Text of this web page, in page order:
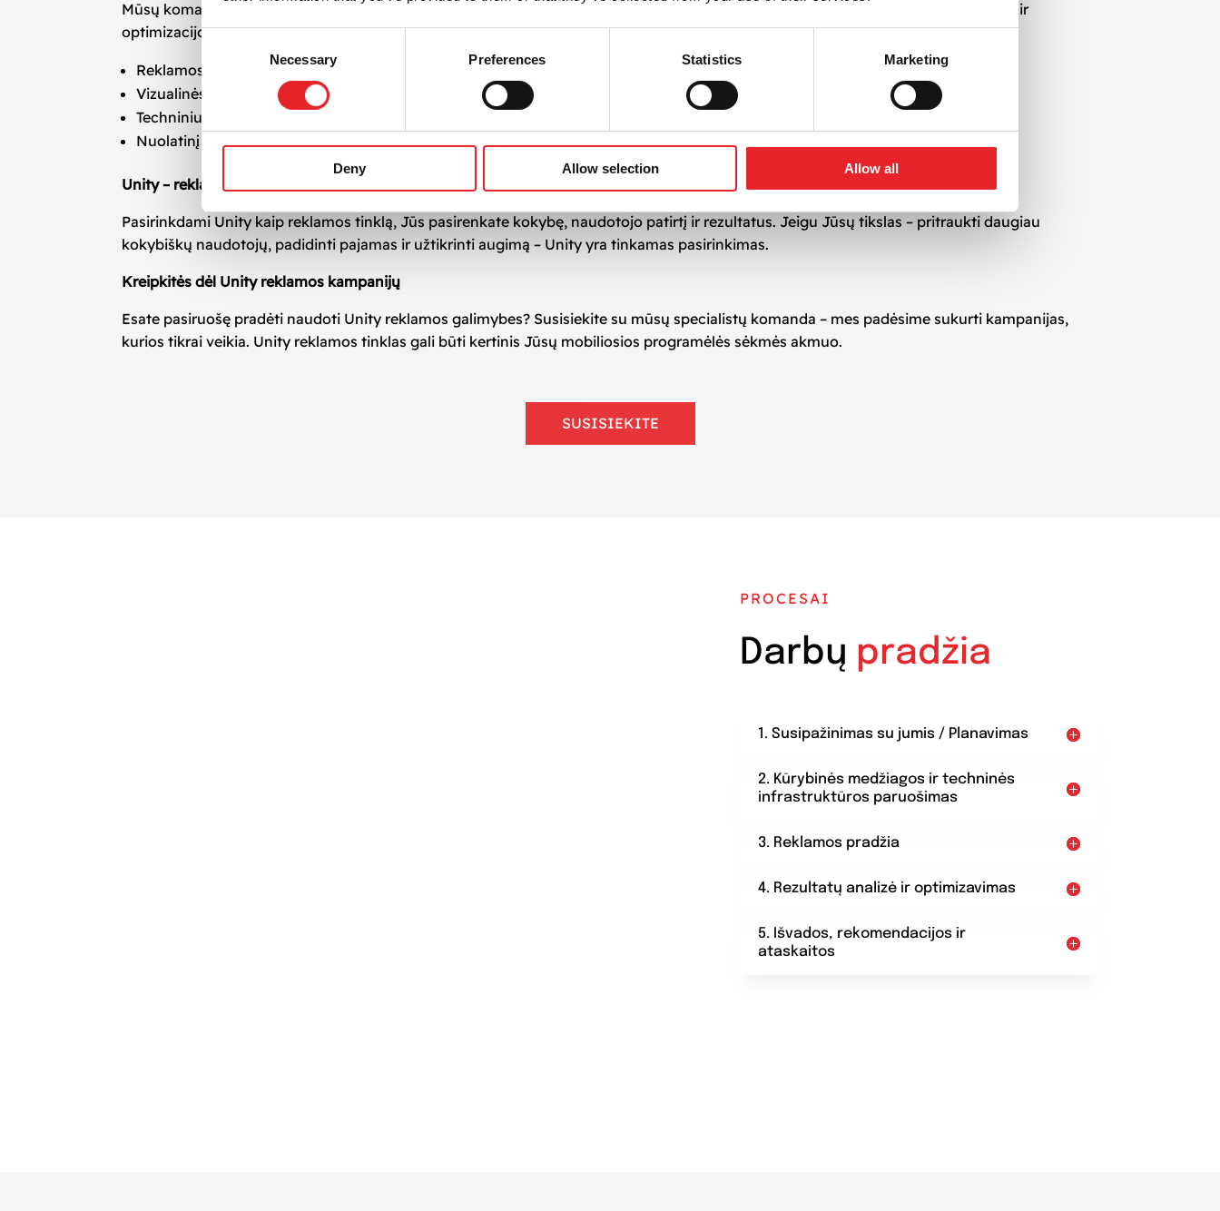
Consent
Necessary Preferences Statistics Marketing
Deny Allow selection Allow all
Mūsų komanda padeda verslams diegti reklamos sprendimus Unity platformoje – nuo strategijos sukūrimo iki kampanijų valdymo ir
optimizacijos. Mūsų paslaugos apima:
Reklamos kampanijų strategijos kūrimą
Vizualinės ir vaizdo medžiagos kūrimą
Techninius nustatymus ir duomenų integracijas
Nuolatinį kampanijų stebėjimą ir ataskaitas
Unity – reklamos sprendimas mobiliosios programėlės augimui
Pasirinkdami Unity kaip reklamos tinklą, Jūs pasirenkate kokybę, naudotojo patirtį ir rezultatus. Jeigu Jūsų tikslas – pritraukti daugiau
kokybiškų naudotojų, padidinti pajamas ir užtikrinti augimą – Unity yra tinkamas pasirinkimas.
Kreipkitės dėl Unity reklamos kampanijų
Esate pasiruošę pradėti naudoti Unity reklamos galimybes? Susisiekite su mūsų specialistų komanda – mes padėsime sukurti kampanijas,
kurios tikrai veikia. Unity reklamos tinklas gali būti kertinis Jūsų mobiliosios programėlės sėkmės akmuo.
SUSISIEKITE
PROCESAI
Darbų pradžia
1. Susipažinimas su jumis / Planavimas
2. Kūrybinės medžiagos ir techninės
infrastruktūros paruošimas
3. Reklamos pradžia
4. Rezultatų analizė ir optimizavimas
5. Išvados, rekomendacijos ir
ataskaitos